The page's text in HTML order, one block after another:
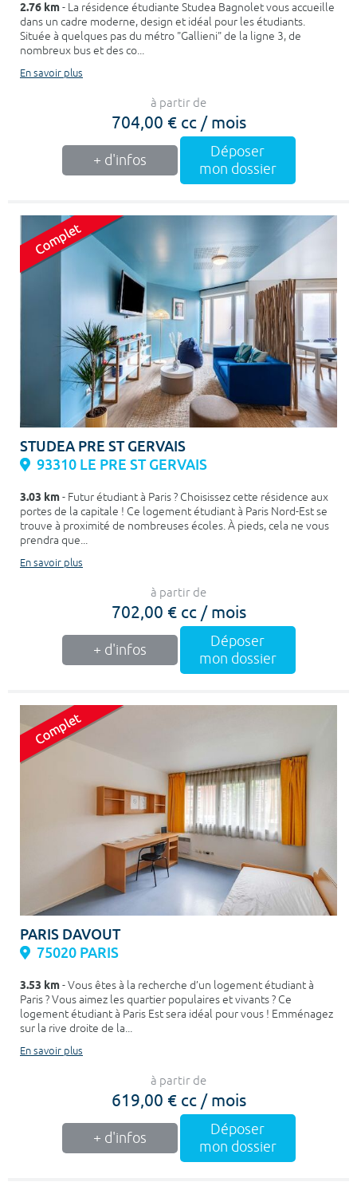
2.76 km- La résidence étudiante Studea Bagnolet vous accueille
dans un cadre moderne, design et idéal pour les étudiants.
Située à quelques pas du métro "Gallieni" de la ligne 3, de
nombreux bus et des co...
En savoir plus
à partir de
704,00 € cc / mois
+ d'infos
Déposer
mon dossier
STUDEA PRE ST GERVAIS
93310 LE PRE ST GERVAIS
3.03 km- Futur étudiant à Paris ? Choisissez cette résidence aux
portes de la capitale ! Ce logement étudiant à Paris Nord-Est se
trouve à proximité de nombreuses écoles. À pieds, cela ne vous
prendra que...
En savoir plus
à partir de
702,00 € cc / mois
+ d'infos
Déposer
mon dossier
PARIS DAVOUT
75020 PARIS
3.53 km- Vous êtes à la recherche d’un logement étudiant à
Paris ? Vous aimez les quartier populaires et vivants ? Ce
logement étudiant à Paris Est sera idéal pour vous ! Emménagez
sur la rive droite de la...
En savoir plus
à partir de
619,00 € cc / mois
+ d'infos
Déposer
mon dossier